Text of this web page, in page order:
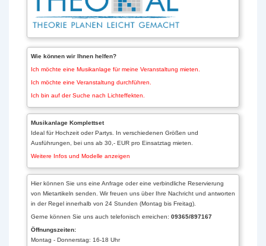
Wie können wir Ihnen helfen?
Ich möchte eine Musikanlage für meine Veranstaltung mieten.
Ich möchte eine Veranstaltung durchführen.
Ich bin auf der Suche nach Lichteffekten.
Musikanlage Komplettset
Ideal für Hochzeit oder Partys. In verschiedenen Größen und
Ausführungen, bei uns ab 30,- EUR pro Einsatztag mieten.
Weitere Infos und Modelle anzeigen
Hier können Sie uns eine Anfrage oder eine verbindliche Reservierung
von Mietartikeln senden. Wir freuen uns über Ihre Nachricht und antworten
in der Regel innerhalb von 24 Stunden (Montag bis Freitag).
Gerne können Sie uns auch telefonisch erreichen: 09365/897167
Öffnungszeiten:
Montag - Donnerstag: 16-18 Uhr